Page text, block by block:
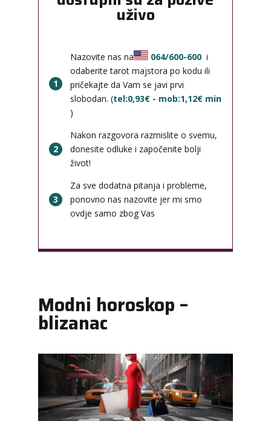
uživo
1
Nazovite nas na 064/600-600 i
odaberite tarot majstora po kodu ili
pričekajte da Vam se javi prvi
slobodan. (tel:0,93€ - mob:1,12€ min
)
2
Nakon razgovora razmislite o svemu,
donesite odluke i započenite bolji
život!
3
Za sve dodatna pitanja i probleme,
ponovno nas nazovite jer mi smo
ovdje samo zbog Vas
Modni horoskop –
blizanac